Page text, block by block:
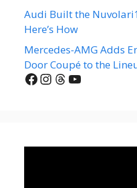
Audi Built the
Here’s How
Mercedes-AMG Adds
Door Coupé to the
Facebook
Instagram
Threads
YouTube